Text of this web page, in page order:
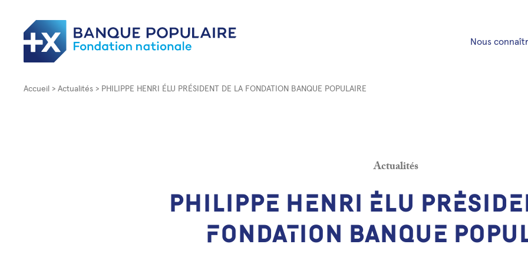
Nous
Accueil Actualités PHILIPPE HENRI ÉLU PRÉSIDENT DE LA FONDATION BANQUE POPULAIRE
Actualités
PHILIPPE HENRI ÉLU PRÉSIDE
FONDATION BANQUE POPU